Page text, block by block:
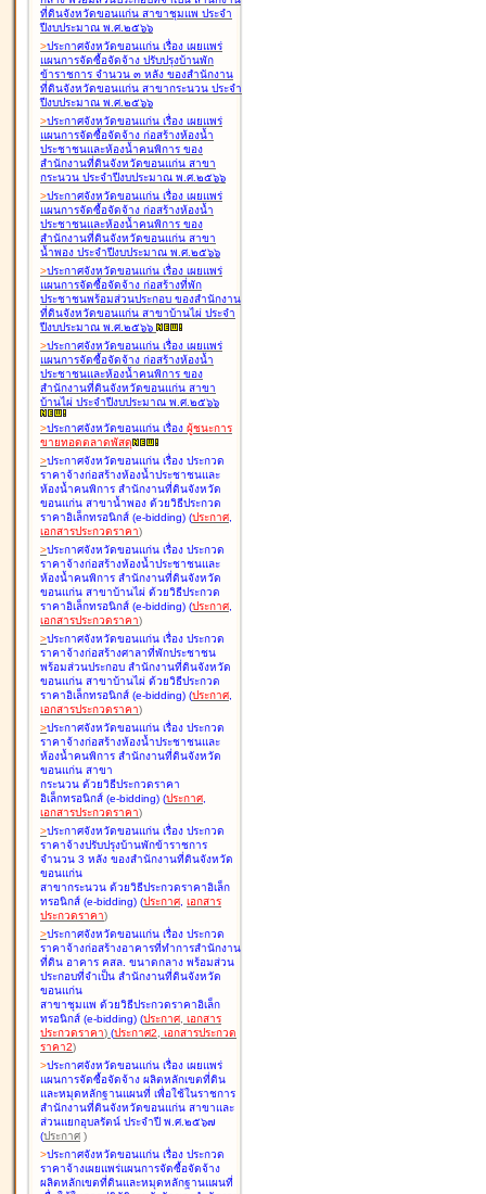
ที่ดินจังหวัดขอนแก่น สาขาชุมแพ ประจำ
ปีงบประมาณ พ.ศ.๒๕๖๖
>ประกาศจังหวัดขอนแก่น เรื่อง เผยแพร่
แผนการจัดซื้อจัดจ้าง ปรับปรุงบ้านพัก
ข้าราชการ จำนวน ๓ หลัง ของสำนักงาน
ที่ดินจังหวัดขอนแก่น สาขากระนวน ประจำ
ปีงบประมาณ พ.ศ.๒๕๖๖
>ประกาศจังหวัดขอนแก่น เรื่อง เผยแพร่
แผนการจัดซื้อจัดจ้าง ก่อสร้างห้องน้ำ
ประชาชนและห้องน้ำคนพิการ ของ
สำนักงานที่ดินจังหวัดขอนแก่น สาขา
กระนวน ประจำปีงบประมาณ พ.ศ.๒๕๖๖
>ประกาศจังหวัดขอนแก่น เรื่อง เผยแพร่
แผนการจัดซื้อจัดจ้าง ก่อสร้างห้องน้ำ
ประชาชนและห้องน้ำคนพิการ ของ
สำนักงานที่ดินจังหวัดขอนแก่น สาขา
น้ำพอง ประจำปีงบประมาณ พ.ศ.๒๕๖๖
>ประกาศจังหวัดขอนแก่น เรื่อง เผยแพร่
แผนการจัดซื้อจัดจ้าง ก่อสร้างที่พัก
ประชาชนพร้อมส่วนประกอบ ของสำนักงาน
ที่ดินจังหวัดขอนแก่น สาขาบ้านไผ่ ประจำ
ปีงบประมาณ พ.ศ.๒๕๖๖
>ประกาศจังหวัดขอนแก่น เรื่อง เผยแพร่
แผนการจัดซื้อจัดจ้าง ก่อสร้างห้องน้ำ
ประชาชนและห้องน้ำคนพิการ ของ
สำนักงานที่ดินจังหวัดขอนแก่น สาขา
บ้านไผ่ ประจำปีงบประมาณ พ.ศ.๒๕๖๖
>ประกาศจังหวัดขอนแก่น เรื่อง ผู้ชนะการ
ขายทอดตลาดพัสดุ
>ประกาศจังหวัดขอนแก่น เรื่อง ประกวด
ราคาจ้างก่อสร้างห้องน้ำประชาชนและ
ห้องน้ำคนพิการ สำนักงานที่ดินจังหวัด
ขอนแก่น สาขาน้ำพอง ด้วยวิธีประกวด
ราคาอิเล็กทรอนิกส์ (e-bidding) (ประกาศ,
เอกสารประกวดราคา)
>ประกาศจังหวัดขอนแก่น เรื่อง ประกวด
ราคาจ้างก่อสร้างห้องน้ำประชาชนและ
ห้องน้ำคนพิการ สำนักงานที่ดินจังหวัด
ขอนแก่น สาขาบ้านไผ่ ด้วยวิธีประกวด
ราคาอิเล็กทรอนิกส์ (e-bidding) (ประกาศ,
เอกสารประกวดราคา)
>ประกาศจังหวัดขอนแก่น เรื่อง ประกวด
ราคาจ้างก่อสร้างศาลาที่พักประชาชน
พร้อมส่วนประกอบ สำนักงานที่ดินจังหวัด
ขอนแก่น สาขาบ้านไผ่ ด้วยวิธีประกวด
ราคาอิเล็กทรอนิกส์ (e-bidding) (ประกาศ,
เอกสารประกวดราคา)
>ประกาศจังหวัดขอนแก่น เรื่อง ประกวด
ราคาจ้างก่อสร้างห้องน้ำประชาชนและ
ห้องน้ำคนพิการ สำนักงานที่ดินจังหวัด
ขอนแก่น สาขา
กระนวน ด้วยวิธีประกวดราคา
อิเล็กทรอนิกส์ (e-bidding) (ประกาศ,
เอกสารประกวดราคา)
>ประกาศจังหวัดขอนแก่น เรื่อง ประกวด
ราคาจ้างปรับปรุงบ้านพักข้าราชการ
จำนวน 3 หลัง ของสำนักงานที่ดินจังหวัด
ขอนแก่น
สาขากระนวน ด้วยวิธีประกวดราคาอิเล็ก
ทรอนิกส์ (e-bidding) (ประกาศ, เอกสาร
ประกวดราคา)
>ประกาศจังหวัดขอนแก่น เรื่อง ประกวด
ราคาจ้างก่อสร้างอาคารที่ทำการสำนักงาน
ที่ดิน อาคาร คสล. ขนาดกลาง พร้อมส่วน
ประกอบที่จำเป็น สำนักงานที่ดินจังหวัด
ขอนแก่น
สาขาชุมแพ ด้วยวิธีประกวดราคาอิเล็ก
ทรอนิกส์ (e-bidding) (ประกาศ, เอกสาร
ประกวดราคา) (ประกาศ2, เอกสารประกวด
ราคา2)
>ประกาศจังหวัดขอนแก่น เรื่อง เผยแพร่
แผนการจัดซื้อจัดจ้าง ผลิตหลักเขตที่ดิน
และหมุดหลักฐานแผนที่ เพื่อใช้ในราชการ
สำนักงานที่ดินจังหวัดขอนแก่น สาขาและ
ส่วนแยกอุบลรัตน์ ประจำปี พ.ศ.๒๕๖๗
(ประกาศ )
>ประกาศจังหวัดขอนแก่น เรื่อง ประกวด
ราคาจ้างเผยแพร่แผนการจัดซื้อจัดจ้าง
ผลิตหลักเขตที่ดินและหมุดหลักฐานแผนที่